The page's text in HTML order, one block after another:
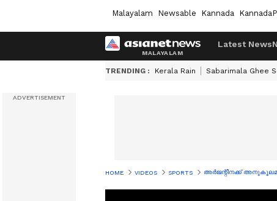
Malayalam Newsable Kannada
Latest News
TRENDING : Kerala Rain Sabarimala Ghee
HOME VIDEOS SPORTS അർജന്റീനക്ക്